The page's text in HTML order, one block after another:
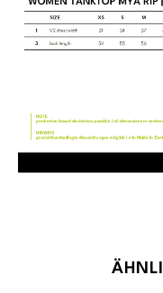
Produktgalerie